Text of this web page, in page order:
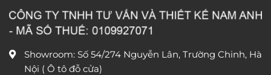
Showroom: Số 54/274 Nguyễn Lân, Trường Chinh, Hà
Nội ( Ô tô đỗ cửa)